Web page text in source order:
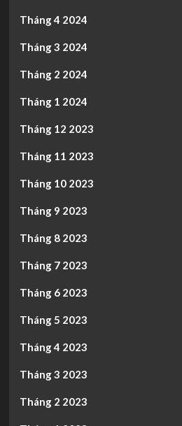
Tháng 4 2024
Tháng 3 2024
Tháng 2 2024
Tháng 1 2024
Tháng 12 2023
Tháng 11 2023
Tháng 10 2023
Tháng 9 2023
Tháng 8 2023
Tháng 7 2023
Tháng 6 2023
Tháng 5 2023
Tháng 4 2023
Tháng 3 2023
Tháng 2 2023